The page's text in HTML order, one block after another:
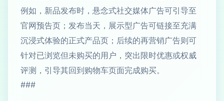
例如，新品发布时，悬念式社交媒体广告可引导至
官网预告页；发布当天，展示型广告可链接至充满
沉浸式体验的正式产品页；后续的再营销广告则可
针对已浏览但未购买的用户，突出限时优惠或权威
评测，引导其回到购物车页面完成购买。
###